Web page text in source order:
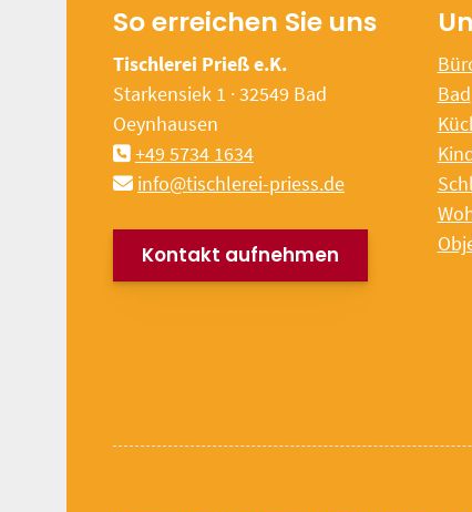
So erreichen Sie uns
Tischlerei Prieß e.K.
Starkensiek 1 · 32549 Bad
Oeynhausen
+49 5734 1634
info@tischlerei-priess.de
Kontakt aufnehmen
Bad